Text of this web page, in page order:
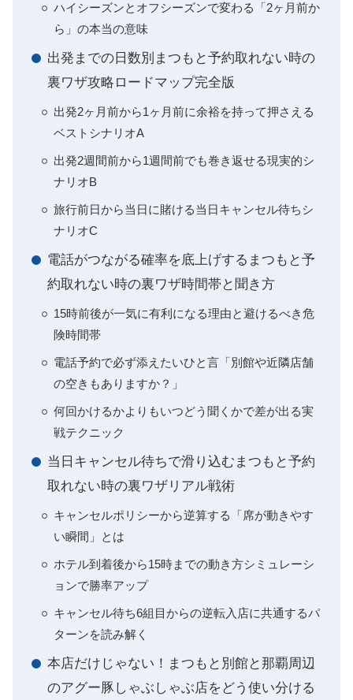
ハイシーズンとオフシーズンで変わる「2ヶ月前か
ら」の本当の意味
出発までの日数別まつもと予約取れない時の
裏ワザ攻略ロードマップ完全版
出発2ヶ月前から1ヶ月前に余裕を持って押さえる
ベストシナリオA
出発2週間前から1週間前でも巻き返せる現実的シ
ナリオB
旅行前日から当日に賭ける当日キャンセル待ちシ
ナリオC
電話がつながる確率を底上げするまつもと予
約取れない時の裏ワザ時間帯と聞き方
15時前後が一気に有利になる理由と避けるべき危
険時間帯
電話予約で必ず添えたいひと言「別館や近隣店舗
の空きもありますか？」
何回かけるかよりもいつどう聞くかで差が出る実
戦テクニック
当日キャンセル待ちで滑り込むまつもと予約
取れない時の裏ワザリアル戦術
キャンセルポリシーから逆算する「席が動きやす
い瞬間」とは
ホテル到着後から15時までの動き方シミュレーシ
ョンで勝率アップ
キャンセル待ち6組目からの逆転入店に共通するパ
ターンを読み解く
本店だけじゃない！まつもと別館と那覇周辺
のアグー豚しゃぶしゃぶ店をどう使い分ける